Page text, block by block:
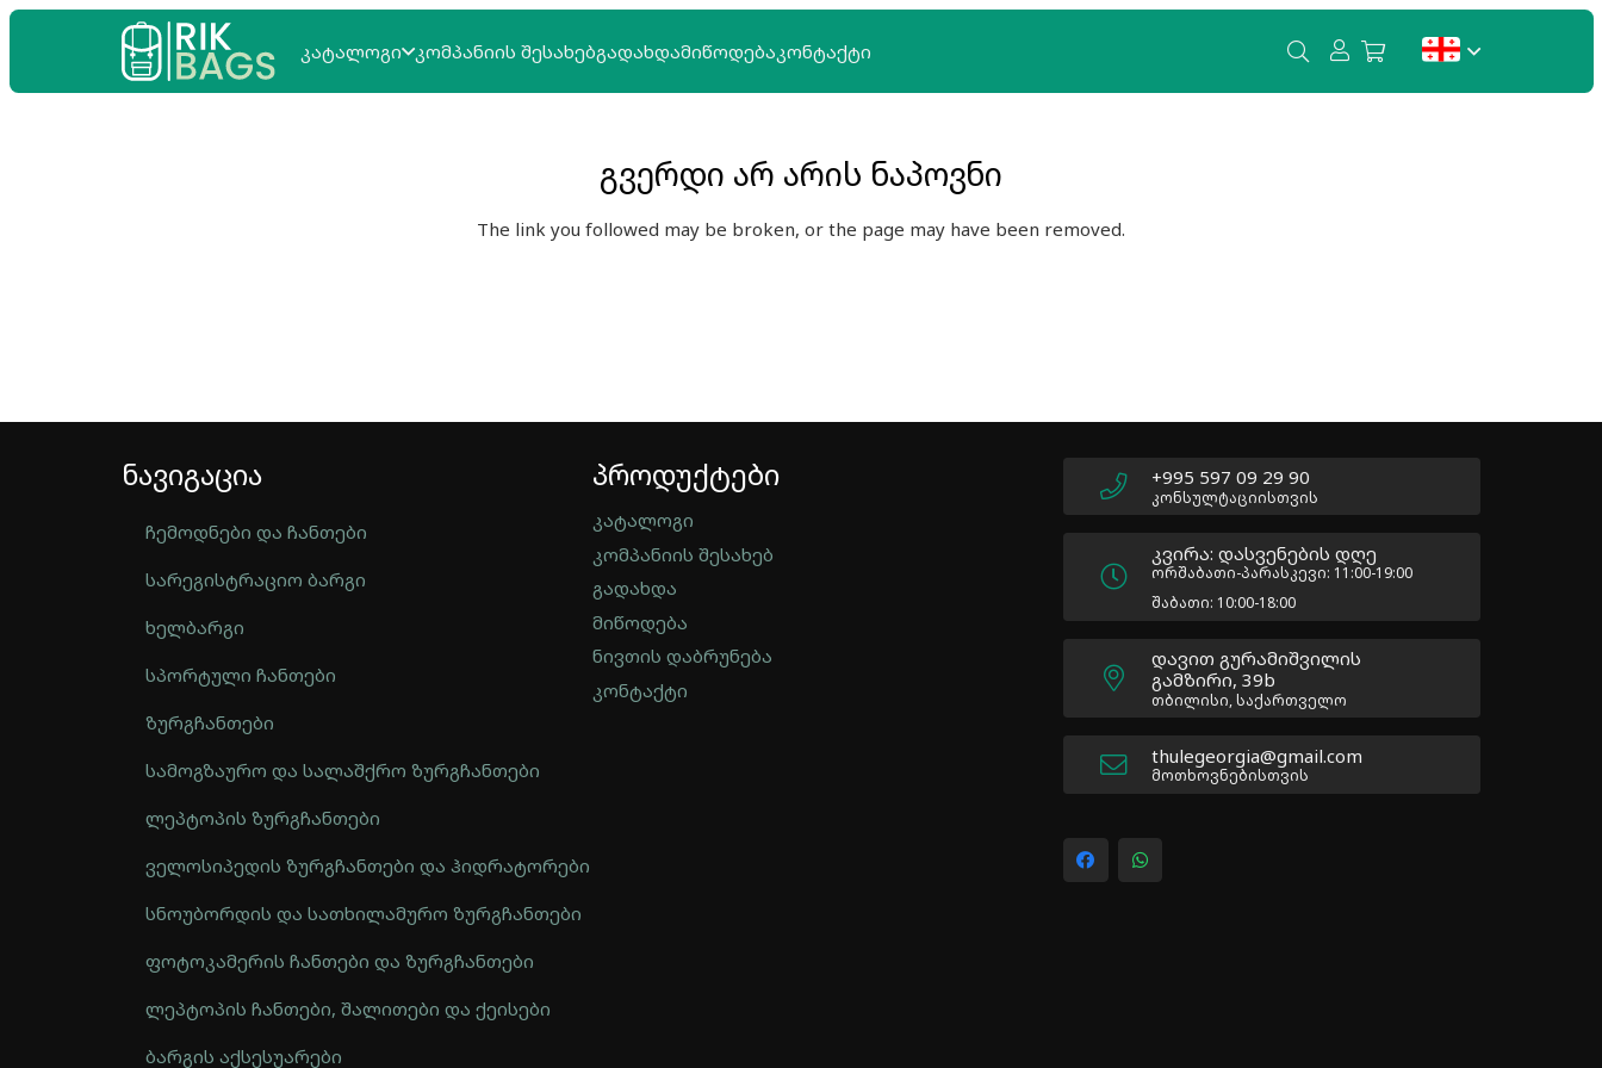
ᲙᲐᲢᲐᲚᲝᲒᲘ ᲙᲝᲛᲞᲐᲜᲘᲘᲡ ᲨᲔᲡᲐᲮᲔᲑᲒᲐᲓᲐᲮᲓᲐᲛᲘᲬᲝᲓᲔᲑᲐ ᲙᲝᲜᲢᲐᲥᲢᲘ
გვერდი არ არის ნაპოვნი
The link you followed may be broken, or the page may have been removed.
ნავიგაცია
ჩემოდნები და ჩანთები
სარეგისტრაციო ბარგი
ხელბარგი
სპორტული ჩანთები
ზურგჩანთები
სამოგზაურო და სალაშქრო ზურგჩანთები
ლეპტოპის ზურგჩანთები
ველოსიპედის ზურგჩანთები და ჰიდრატორები
სნოუბორდის და სათხილამურო ზურგჩანთები
ფოტოკამერის ჩანთები და ზურგჩანთები
ლეპტოპის ჩანთები, შალითები და ქეისები
ბარგის აქსესუარები
პროდუქტები
კატალოგი
კომპანიის შესახებ
გადახდა
მიწოდება
ნივთის დაბრუნება
კონტაქტი
+995 597 09 29 90
კონსულტაციისთვის
კვირა: დასვენების დღე
ორშაბათი-პარასკევი: 11:00-19:00
შაბათი: 10:00-18:00
დავით გურამიშვილის
გამზირი, 39b
თბილისი, საქართველო
thulegeorgia@gmail.com
მოთხოვნებისთვის